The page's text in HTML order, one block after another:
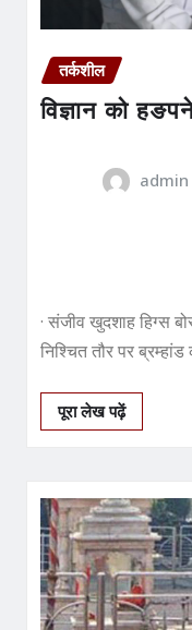
तर्कशील
विज्ञान को
admin
· संजीव खुदशाह हिग्स
निश्चित तौर पर
पूरा लेख पढ़ें